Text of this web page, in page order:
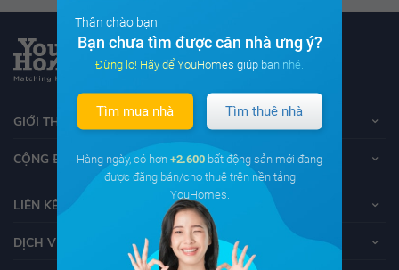
GIỚI THIỆU VỀ YOUHOMES
CỘNG ĐỒNG YOUHOMERS
LIÊN KẾT
DỊCH VỤ KHÁCH HÀNG
Thân chào bạn
Bạn chưa tìm được căn nhà ưng ý?
Đừng lo! Hãy để YouHomes giúp bạn nhé.
Tìm mua nhà Tìm thuê nhà
Hàng ngày, có hơn +2.600 bất động sản mới đang
được đăng bán/cho thuê trên nền tảng
YouHomes.